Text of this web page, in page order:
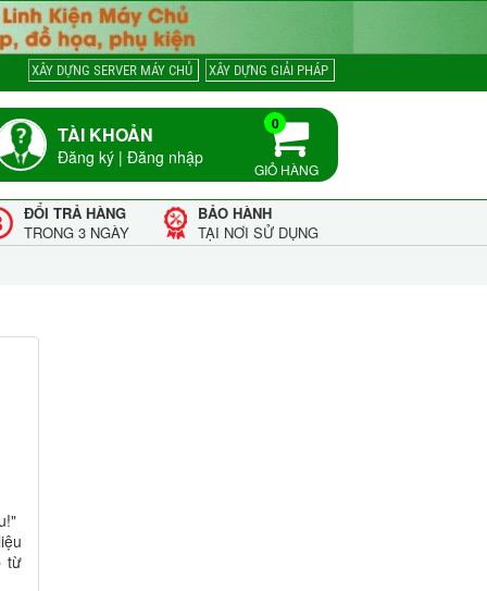
XÂY DỰNG SERVER MÁY CHỦ XÂY DỰNG GIẢI PHÁP
TÀI KHOẢN
Đăng ký | Đăng nhập
0
GIỎ HÀNG
ĐỔI TRẢ HÀNG
TRONG 3 NGÀY
BẢO HÀNH
TẠI NƠI SỬ DỤNG
từ